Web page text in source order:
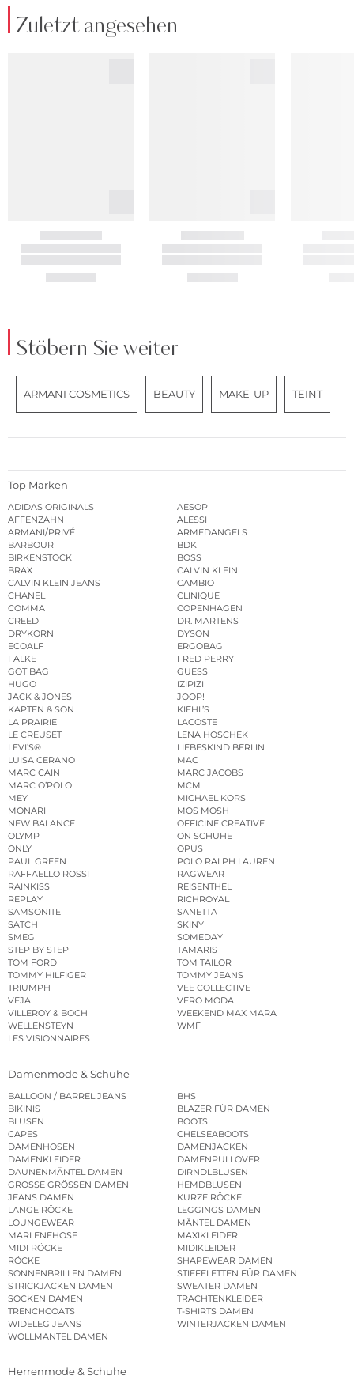
Zuletzt angesehen
Stöbern Sie weiter
ARMANI COSMETICS BEAUTY MAKE-UP TEINT
Top Marken
ADIDAS ORIGINALS
AESOP
AFFENZAHN
ALESSI
ARMANI/PRIVÉ
ARMEDANGELS
BARBOUR
BDK
BIRKENSTOCK
BOSS
BRAX
CALVIN KLEIN
CALVIN KLEIN JEANS
CAMBIO
CHANEL
CLINIQUE
COMMA
COPENHAGEN
CREED
DR. MARTENS
DRYKORN
DYSON
ECOALF
ERGOBAG
FALKE
FRED PERRY
GOT BAG
GUESS
HUGO
IZIPIZI
JACK & JONES
JOOP!
KAPTEN & SON
KIEHL’S
LA PRAIRIE
LACOSTE
LE CREUSET
LENA HOSCHEK
LEVI’S®
LIEBESKIND BERLIN
LUISA CERANO
MAC
MARC CAIN
MARC JACOBS
MARC O’POLO
MCM
MEY
MICHAEL KORS
MONARI
MOS MOSH
NEW BALANCE
OFFICINE CREATIVE
OLYMP
ON SCHUHE
ONLY
OPUS
PAUL GREEN
POLO RALPH LAUREN
RAFFAELLO ROSSI
RAGWEAR
RAINKISS
REISENTHEL
REPLAY
RICHROYAL
SAMSONITE
SANETTA
SATCH
SKINY
SMEG
SOMEDAY
STEP BY STEP
TAMARIS
TOM FORD
TOM TAILOR
TOMMY HILFIGER
TOMMY JEANS
TRIUMPH
VEE COLLECTIVE
VEJA
VERO MODA
VILLEROY & BOCH
WEEKEND MAX MARA
WELLENSTEYN
WMF
LES VISIONNAIRES
Damenmode & Schuhe
BALLOON / BARREL JEANS
BHS
BIKINIS
BLAZER FÜR DAMEN
BLUSEN
BOOTS
CAPES
CHELSEABOOTS
DAMENHOSEN
DAMENJACKEN
DAMENKLEIDER
DAMENPULLOVER
DAUNENMÄNTEL DAMEN
DIRNDLBLUSEN
GROSSE GRÖSSEN DAMEN
HEMDBLUSEN
JEANS DAMEN
KURZE RÖCKE
LANGE RÖCKE
LEGGINGS DAMEN
LOUNGEWEAR
MÄNTEL DAMEN
MARLENEHOSE
MAXIKLEIDER
MIDI RÖCKE
MIDIKLEIDER
RÖCKE
SHAPEWEAR DAMEN
SONNENBRILLEN DAMEN
STIEFELETTEN FÜR DAMEN
STRICKJACKEN DAMEN
SWEATER DAMEN
SOCKEN DAMEN
TRACHTENKLEIDER
TRENCHCOATS
T-SHIRTS DAMEN
WIDELEG JEANS
WINTERJACKEN DAMEN
WOLLMÄNTEL DAMEN
Herrenmode & Schuhe